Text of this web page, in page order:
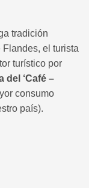
tradición
el turista
turístico por
del ‘Café –
consumo
país).